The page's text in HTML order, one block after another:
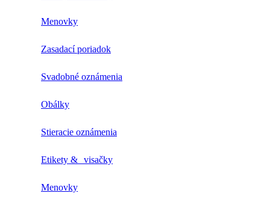
Menovky
Zasadací poriadok
Svadobné oznámenia
Obálky
Stieracie oznámenia
Etikety & visačky
Menovky